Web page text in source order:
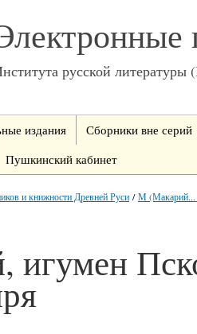
русской
издания
Сборники вне серий
Пушкинский кабинет
и книжности Древней Руси /М (Макарий...
игумен